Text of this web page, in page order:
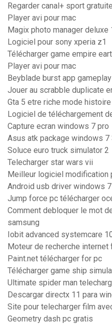
Regarder canal+ sport
Player avi pour mac
Magix photo manager deluxe
Logiciel pour sony xperia z1
Télécharger game empire
Player avi pour mac
Beyblade burst app
Jouer au scrabble duplicate
Gta 5 etre riche mode histoire
Logiciel de téléchargement
Capture ecran windows 7 pro
Asus atk package windows
Soluce euro truck simulator 2
Telecharger star wars vii
Meilleur logiciel modification
Android usb driver windows
Jump force pc télécharger
Comment debloquer le mot
samsung
Iobit advanced systemcare
Moteur de recherche internet
Paint.net télécharger for pc
Télécharger game ship
Ultimate spider man
Descargar directx 11 para
Site pour telecharger film
Geometry dash pc gratis